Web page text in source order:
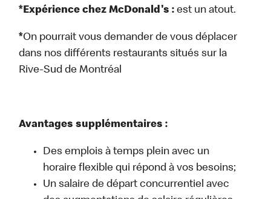
*Expérience chez McDonald's :est un atout.
*On pourrait vous demander de vous déplacer
dans nos différents restaurants situés sur la
Rive-Sud de Montréal
Avantages supplémentaires :
Des emplois à temps plein avec un
horaire flexible qui répond à vos besoins;
Un salaire de départ concurrentiel avec